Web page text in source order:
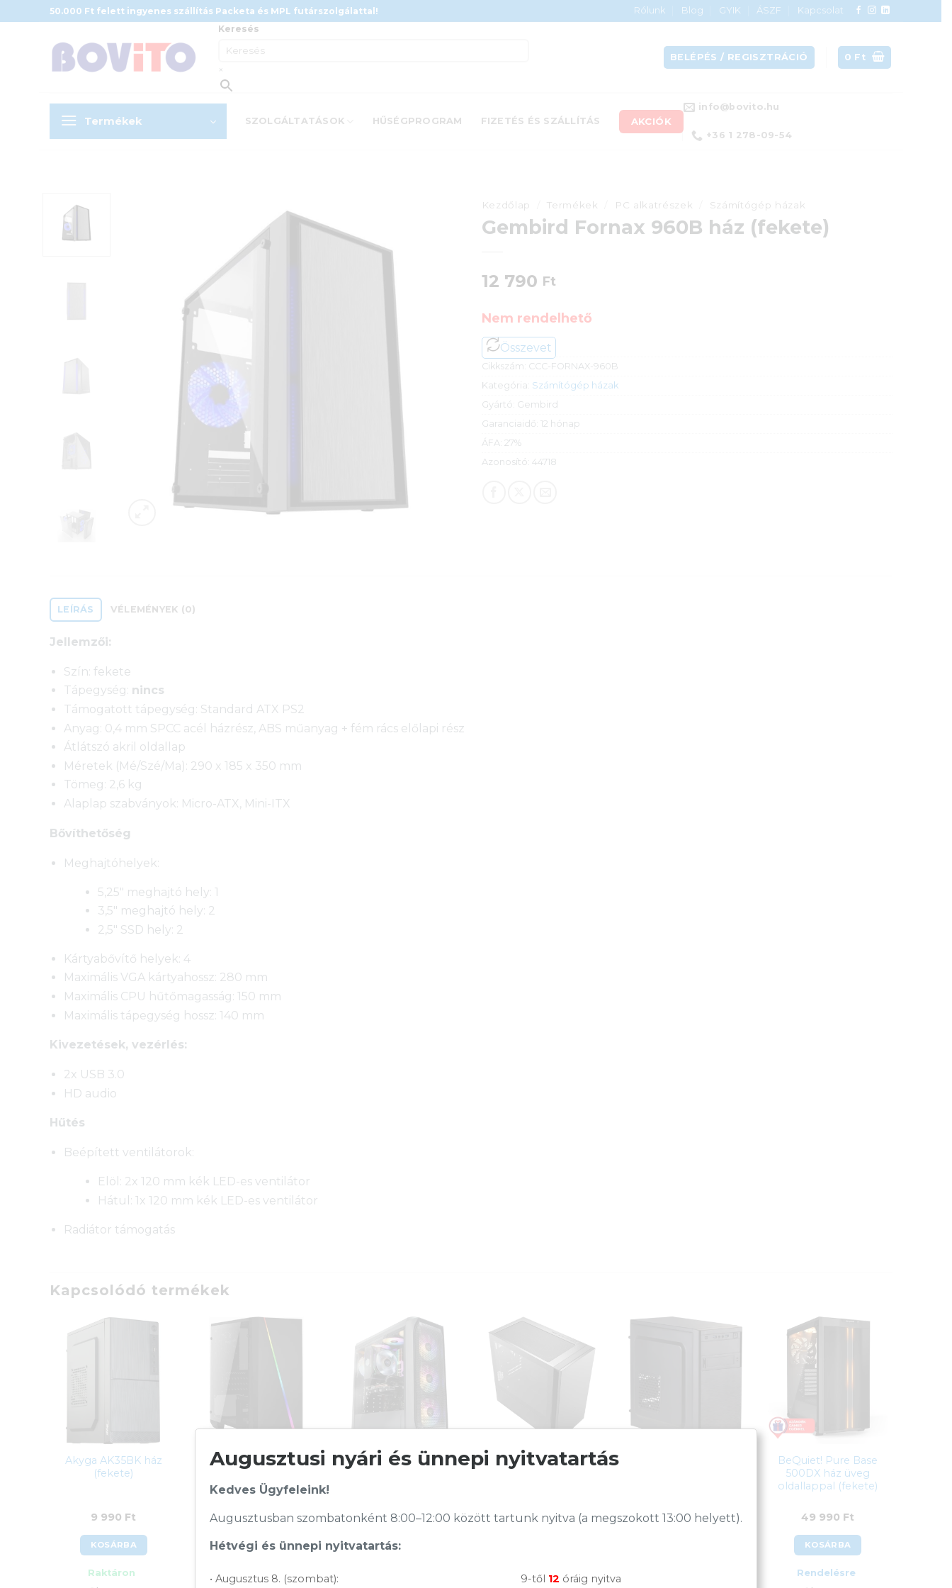
to
50.000 Ft felett ingyenes szállítás Packeta és MPL futárszolgálattal! Rólunk Blog GYIK ÁSZF
Kapcsolat
Keresés
×
BELÉPÉS / REGISZTRÁCIÓ 0 Ft
Termékek SZOLGÁLTATÁSOK HŰSÉGPROGRAM FIZETÉS ÉS SZÁLLÍTÁS AKCIÓK
info@bovito.hu
+36 1 278-09-54
Kezdőlap Termékek PC alkatrészek Számítógép házak
Gembird Fornax 960B ház (fekete)
12 790 Ft
Nem rendelhető
Összevet
Cikkszám: CCC-FORNAX-960B
Kategória: Számítógép házak
Gyártó: Gembird
Garanciaidő: 12 hónap
ÁFA: 27%
Azonosító: 44718
LEÍRÁS VÉLEMÉNYEK (0)
Jellemzői:
Szín: fekete
Tápegység: nincs
Támogatott tápegység: Standard ATX PS2
Anyag: 0,4 mm SPCC acél házrész, ABS műanyag + fém rács előlapi rész
Átlátszó akril oldallap
Méretek (Mé/Szé/Ma): 290 x 185 x 350 mm
Tömeg: 2,6 kg
Alaplap szabványok: Micro-ATX, Mini-ITX
Bővíthetőség
Meghajtóhelyek:
5,25″ meghajtó hely: 1
3,5″ meghajtó hely: 2
2,5″ SSD hely: 2
Kártyabővítő helyek: 4
Maximális VGA kártyahossz: 280 mm
Maximális CPU hűtőmagasság: 150 mm
Maximális tápegység hossz: 140 mm
Kivezetések, vezérlés:
2x USB 3.0
HD audio
Hűtés
Beépített ventilátorok:
Elöl: 2x 120 mm kék LED-es ventilátor
Hátul: 1x 120 mm kék LED-es ventilátor
Radiátor támogatás
Kapcsolódó termékek
Akyga AK35BK ház
(fekete)
9 990 Ft
KOSÁRBA
Raktáron
AeroCool Cylon Mini
RGB ház plexi
oldallappal (fekete)
9 290Ft
KOSÁRBA
Rendelésre
Zalman N5 MF RGB
ház plexi oldallappal
18 890Ft
KOSÁRBA
CoolerMaster Silencio
S400 ház üveg
37 790Ft
Rendelésre
11 590Ft
BeQuiet! Pure Base
500DX ház üveg
oldallappal (fekete)
49 990 Ft
KOSÁRBA
Rendelésre
Augusztusi nyári és ünnepi nyitvatartás
Kedves Ügyfeleink!
Augusztusban szombatonként 8:00–12:00 között tartunk nyitva (a megszokott 13:00 helyett).
Hétvégi és ünnepi nyitvatartás:
• Augusztus 8. (szombat): 9-től 12 óráig nyitva